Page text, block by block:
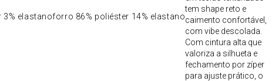
3% elastanoforro 86% poliéster 14% elastano
tem shape reto e
caimento confortável,
com vibe descolada.
Com cintura alta que
valoriza a silhueta e
fechamento por zíper
para ajuste prático, o